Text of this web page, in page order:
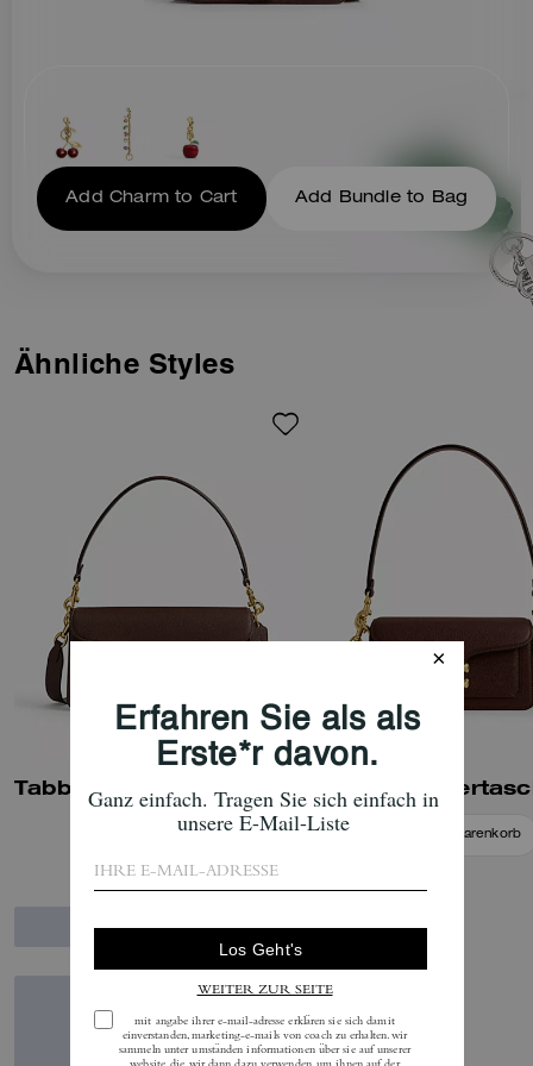
Add Charm to Cart Add Bundle to Bag
Ähnliche Styles
Tabby Schultertasche 26
In Den Warenkorb